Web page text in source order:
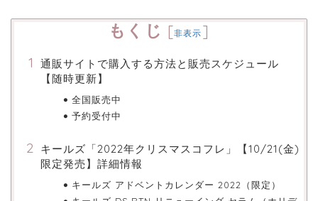
もくじ [非表示 ]
通販サイトで購入する方法と販売スケジュール
【随時更新】
全国販売中
予約受付中
キールズ「2022年クリスマスコフレ」【10/21(金)
限定発売】詳細情報
キールズ アドベントカレンダー 2022（限定）